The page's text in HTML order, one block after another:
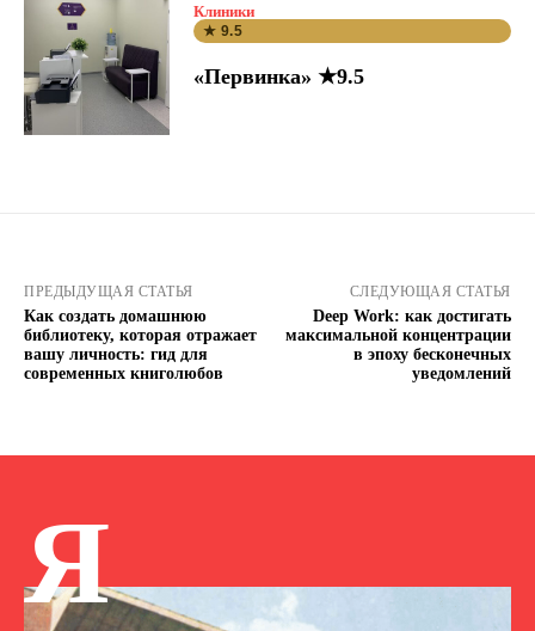
Клиники
★ 9.5
«Первинка» ★9.5
ПРЕДЫДУЩАЯ СТАТЬЯ
Как создать домашнюю
библиотеку, которая отражает
вашу личность: гид для
современных книголюбов
СЛЕДУЮЩАЯ СТАТЬЯ
Deep Work: как достигать
максимальной концентрации
в эпоху бесконечных
уведомлений
Я